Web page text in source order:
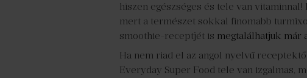
hiszen egészséges és tele van
mert a természet sokkal finomabb
smoothie-receptjét is megtalálhatjuk már
Ha nem riad el az angol nyelvű
Everyday Super Food tele van izgalmas,